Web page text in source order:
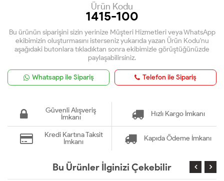
Ürün Kodu
1415-100
Bu ürünün siparişini sizin yerinize Müşteri Hizmetleri veya WhatsApp
ekibimizin oluşturmasını isterseniz yukarıda yazan Ürün Kodu'nu
aşağıdaki butonlara tıkladıktan sonra ekibimizle görüştüğünüzde
paylaşabilirsiniz.
Whatsapp ile Sipariş Telefon ile Sipariş
Güvenli Alışveriş
İmkanı
Hızlı Kargo İmkanı
Kredi Kartına Taksit
İmkanı
Kapıda Ödeme İmkanı
Bu Ürünler İlginizi Çekebilir